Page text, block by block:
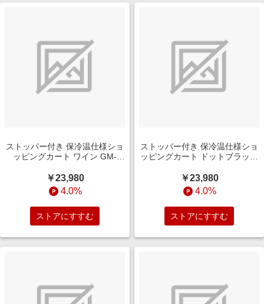
ストッパー付き 保冷温仕様ショ
ッピングカート ワイン GM-
￥23,980
4.0%
ストアにすすむ
ストッパー付き 保冷温仕様ショ
ッピングカート ドットブラック
￥23,980
4.0%
ストアにすすむ